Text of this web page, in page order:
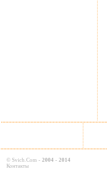
© Svich.Com - 2004 - 2014
Контакты